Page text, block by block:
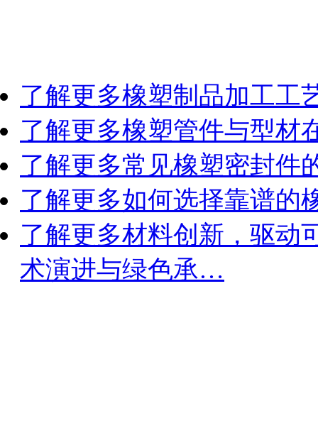
了解更多橡塑制品加工工
了解更多橡塑管件与型材
了解更多常见橡塑密封件
了解更多如何选择靠谱的
了解更多材料创新，驱动
术演进与绿色承…